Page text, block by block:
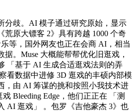
歧。AI 模子通过研究原始，显示
荒原大镖客 2》具有跨越 1000 个奇
等，国外网友也正在会商 AI，相当
。Muse 大概能帮帮优化旧逛戏，
「基于 AI 生成合适逛戏法则的弄
看数据中进修 3D 逛戏的丰硕内部模
，由 AI 筹谋的挑和按照小我技术进
Bleeding Edge，他们正正在 「测
AI 逛戏」 。包罗《吉他豪杰 3》也